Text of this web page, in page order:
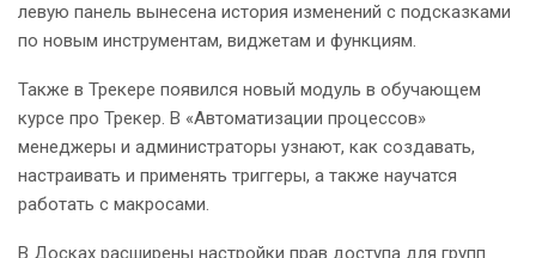
левую панель вынесена история изменений с подсказками
по новым инструментам, виджетам и функциям.
Также в Трекере появился новый модуль в обучающем
курсе про Трекер. В «Автоматизации процессов»
менеджеры и администраторы узнают, как создавать,
настраивать и применять триггеры, а также научатся
работать с макросами.
В Досках расширены настройки прав доступа для групп